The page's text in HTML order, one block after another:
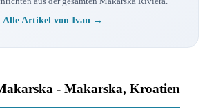
Alle Artikel von Ivan →
- Makarska, Kroatien